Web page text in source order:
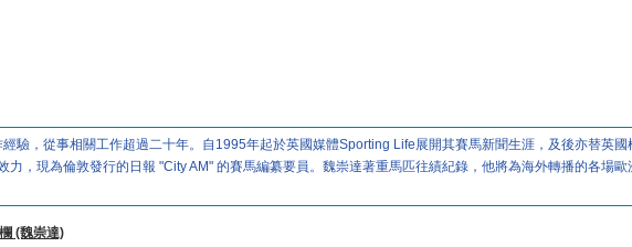
驗，從事相關工作超過二十年。自1995年起於英國媒體Sporting Life展開其賽馬新聞生涯，及後亦替英
力，現為倫敦發行的日報 "City AM" 的賽馬編纂要員。魏崇達著重馬匹往績紀錄，他將為海外轉播的各場
(魏崇達)